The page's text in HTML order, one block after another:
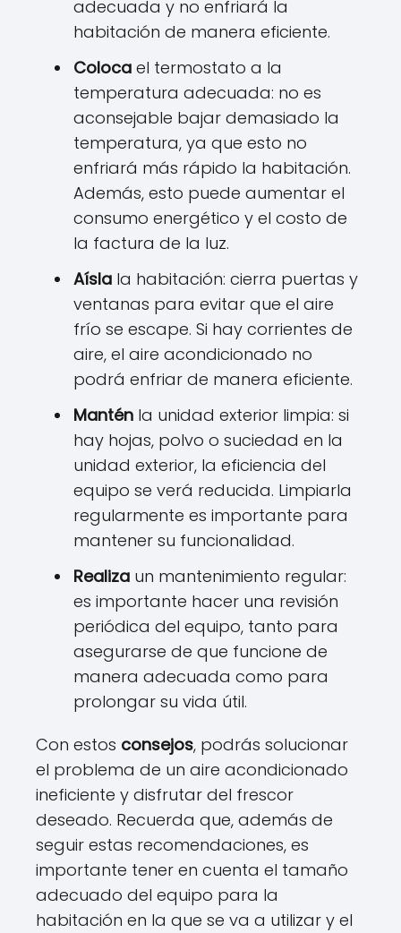
adecuada y no enfriará la
habitación de manera eficiente.
Coloca el termostato a la
temperatura adecuada: no es
aconsejable bajar demasiado la
temperatura, ya que esto no
enfriará más rápido la habitación.
Además, esto puede aumentar el
consumo energético y el costo de
la factura de la luz.
Aísla la habitación: cierra puertas y
ventanas para evitar que el aire
frío se escape. Si hay corrientes de
aire, el aire acondicionado no
podrá enfriar de manera eficiente.
Mantén la unidad exterior limpia: si
hay hojas, polvo o suciedad en la
unidad exterior, la eficiencia del
equipo se verá reducida. Limpiarla
regularmente es importante para
mantener su funcionalidad.
Realiza un mantenimiento regular:
es importante hacer una revisión
periódica del equipo, tanto para
asegurarse de que funcione de
manera adecuada como para
prolongar su vida útil.
Con estos consejos, podrás solucionar
el problema de un aire acondicionado
ineficiente y disfrutar del frescor
deseado. Recuerda que, además de
seguir estas recomendaciones, es
importante tener en cuenta el tamaño
adecuado del equipo para la
habitación en la que se va a utilizar y el